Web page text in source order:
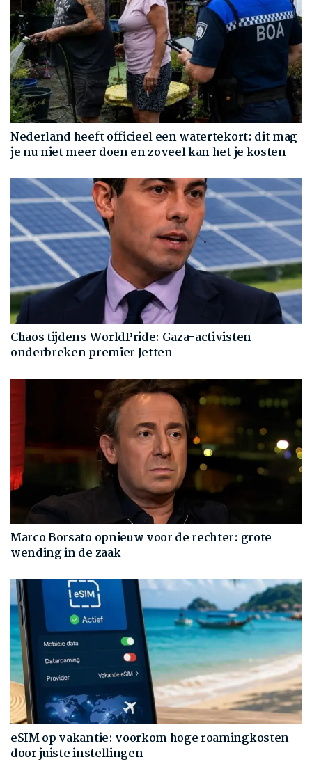
Nederland heeft officieel een watertekort: dit mag
je nu niet meer doen en zoveel kan het je kosten
Chaos tijdens WorldPride: Gaza-activisten
onderbreken premier Jetten
Marco Borsato opnieuw voor de rechter: grote
wending in de zaak
eSIM op vakantie: voorkom hoge roamingkosten
door juiste instellingen